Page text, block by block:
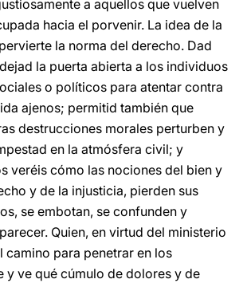
a aquellos que vuelven
hacia el porvenir. La idea de la
la norma del derecho. Dad
la puerta abierta a los individuos
o políticos para atentar contra
ajenos; permitid también que
destrucciones morales perturben y
en la atmósfera civil; y
veréis cómo las nociones del bien y
y de la injusticia, pierden sus
se embotan, se confunden y
Quien, en virtud del ministerio
camino para penetrar en los
y ve qué cúmulo de dolores y de